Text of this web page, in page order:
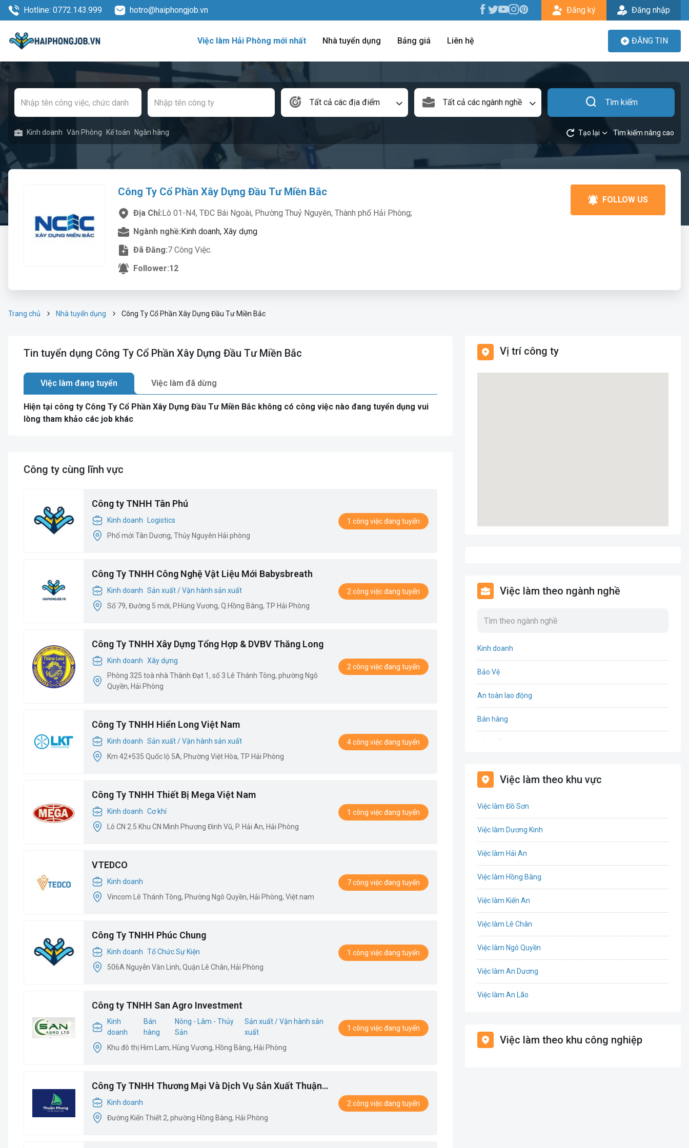
Hotline: 0772.143.999 hotro@haiphongjob.vn Đăng ký Đăng nhập
Việc làm Hải Phòng mới nhất Nhà tuyển dụng Bảng giá Liên hệ ĐĂNG TIN
Tất cả các địa điểm Tất cả các ngành nghề Tìm kiếm
Kinh doanh Văn Phòng Kế toán Ngân hàng Tạo lại Tìm kiếm nâng cao
Công Ty Cổ Phần Xây Dựng Đầu Tư Miền Bắc
Địa Chỉ:Lô 01-N4, TĐC Bái Ngoài, Phường Thuỷ Nguyên, Thành phố Hải Phòng;
Ngành nghề:Kinh doanh, Xây dựng
Đã Đăng:7 Công Việc.
Follower:12
FOLLOW US
Trang chủ Nhà tuyển dụng Công Ty Cổ Phần Xây Dựng Đầu Tư Miền Bắc
Tin tuyển dụng Công Ty Cổ Phần Xây Dựng Đầu Tư Miền Bắc
Việc làm đang tuyển Việc làm đã dừng
Hiện tại công ty Công Ty Cổ Phần Xây Dựng Đầu Tư Miền Bắc không có công việc nào đang tuyển dụng vui
lòng tham khảo các job khác
Công ty cùng lĩnh vực
Công ty TNHH Tân Phú
Kinh doanh Logistics
Phố mới Tân Dương, Thủy Nguyên Hải phòng
1 công việc đang tuyển
Công Ty TNHH Công Nghệ Vật Liệu Mới Babysbreath
Kinh doanh Sản xuất / Vận hành sản xuất
Số 79, Đường 5 mới, P.Hùng Vương, Q.Hồng Bàng, TP Hải Phòng
2 công việc đang tuyển
Công Ty TNHH Xây Dựng Tổng Hợp & DVBV Thăng Long
Kinh doanh Xây dựng
Phòng 325 toà nhà Thành Đạt 1, số 3 Lê Thánh Tông, phường Ngô
Quyền, Hải Phòng
2 công việc đang tuyển
Công Ty TNHH Hiển Long Việt Nam
Kinh doanh Sản xuất / Vận hành sản xuất
Km 42+535 Quốc lộ 5A, Phường Việt Hòa, TP Hải Phòng
4 công việc đang tuyển
Công Ty TNHH Thiết Bị Mega Việt Nam
Kinh doanh Cơ khí
Lô CN 2.5 Khu CN Minh Phương Đình Vũ, P. Hải An, Hải Phòng
1 công việc đang tuyển
VTEDCO
Kinh doanh
Vincom Lê Thánh Tông, Phường Ngô Quyền, Hải Phòng, Việt nam
7 công việc đang tuyển
Công Ty TNHH Phúc Chung
Kinh doanh Tổ Chức Sự Kiện
506A Nguyễn Văn Linh, Quận Lê Chân, Hải Phòng
1 công việc đang tuyển
Công ty TNHH San Agro Investment
Kinh
doanh
Bán
hàng
Nông - Lâm - Thủy
Sản
Sản xuất / Vận hành sản
xuất
Khu đô thị Him Lam, Hùng Vương, Hồng Bàng, Hải Phòng
1 công việc đang tuyển
Công Ty TNHH Thương Mại Và Dịch Vụ Sản Xuất Thuận
PhongKinh doanh
Đường Kiến Thiết 2, phường Hồng Bàng, Hải Phòng
2 công việc đang tuyển
Vị trí công ty
Việc làm theo ngành nghề
Kinh doanh
Bảo Vệ
An toàn lao động
Bán hàng
Biên phiên dịch
Văn Phòng
Việc làm theo khu vực
Việc làm Đồ Sơn
Việc làm Dương Kinh
Việc làm Hải An
Việc làm Hồng Bàng
Việc làm Kiến An
Việc làm Lê Chân
Việc làm Ngô Quyền
Việc làm An Dương
Việc làm An Lão
Việc làm Cát Hải
Việc làm theo khu công nghiệp